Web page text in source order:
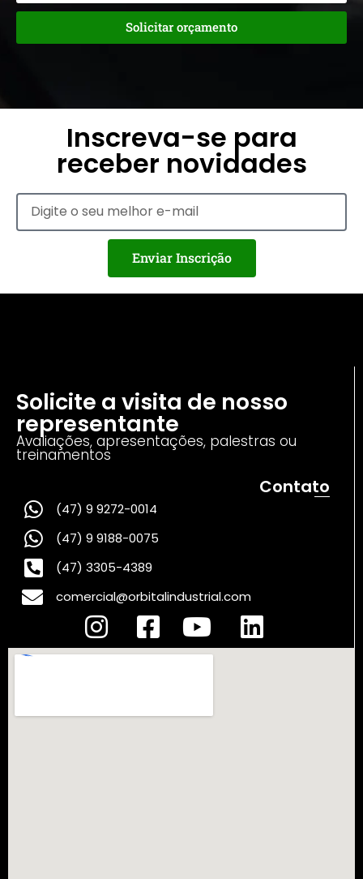
Solicitar orçamento
Inscreva-se para
receber novidades
Enviar Inscrição
Solicite a visita de nosso
representante
Avaliações, apresentações, palestras ou
treinamentos
Contato
(47) 9 9272-0014
(47) 9 9188-0075
(47) 3305-4389
comercial@orbitalindustrial.com